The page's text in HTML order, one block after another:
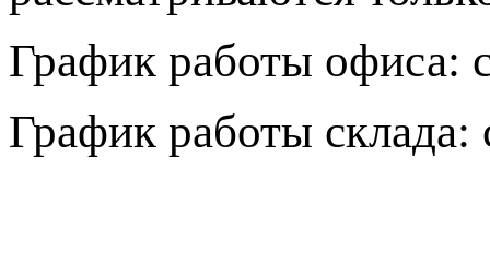
График работы офиса:
График работы